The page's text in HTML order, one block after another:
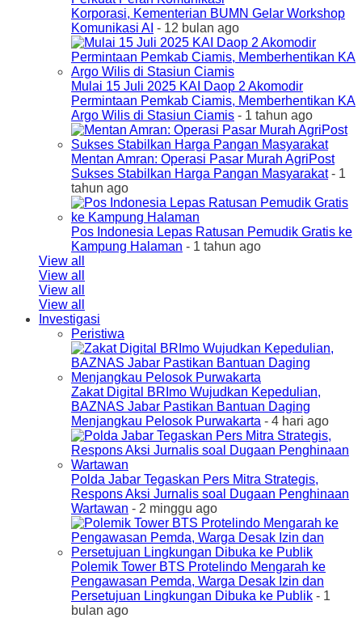
Korporasi, Kementerian BUMN Gelar Workshop
Komunikasi AI - 12 bulan ago
Mulai 15 Juli 2025 KAI Daop 2 Akomodir
Permintaan Pemkab Ciamis, Memberhentikan KA
Argo Wilis di Stasiun Ciamis - 1 tahun ago
Mentan Amran: Operasi Pasar Murah AgriPost
Sukses Stabilkan Harga Pangan Masyarakat- 1
tahun ago
Pos Indonesia Lepas Ratusan Pemudik Gratis ke
Kampung Halaman - 1 tahun ago
View all
View all
View all
View all
Investigasi
Peristiwa
Zakat Digital BRImo Wujudkan Kepedulian,
BAZNAS Jabar Pastikan Bantuan Daging
Menjangkau Pelosok Purwakarta - 4 hari ago
Polda Jabar Tegaskan Pers Mitra Strategis,
Respons Aksi Jurnalis soal Dugaan Penghinaan
Wartawan - 2 minggu ago
Polemik Tower BTS Protelindo Mengarah ke
Pengawasan Pemda, Warga Desak Izin dan
Persetujuan Lingkungan Dibuka ke Publik - 1
bulan ago